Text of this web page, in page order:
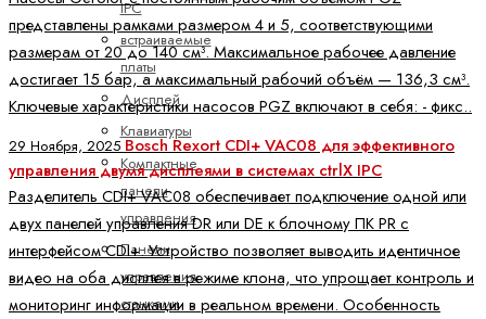
IPC
встраиваемые
платы
Дисплей
Клавиатуры
Компактные
панели
управления
Панели
управления
станками
представлены рамками размером 4 и 5, соответствующими
размерам от 20 до 140 см³. Максимальное рабочее давление
достигает 15 бар, а максимальный рабочий объём — 136,3 см³.
Ключевые характеристики насосов PGZ включают в себя: - фикс..
29 Ноября, 2025 Bosch Rexort CDI+ VAC08 для эффективного
управления двумя дисплеями в системах ctrlX IPC
Разделитель CDI+ VAC08 обеспечивает подключение одной или
двух панелей управления DR или DE к блочному ПК PR с
интерфейсом CDI+. Устройство позволяет выводить идентичное
видео на оба дисплея в режиме клона, что упрощает контроль и
мониторинг информации в реальном времени. Особенность